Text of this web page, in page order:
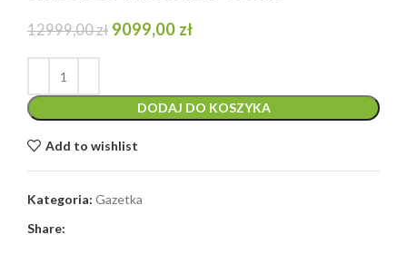
12999,00zł Pierwotna
9099,00 złAktualna
DODAJ DO KOSZYKA
Add to wishlist
Kategoria: Gazetka
Share: